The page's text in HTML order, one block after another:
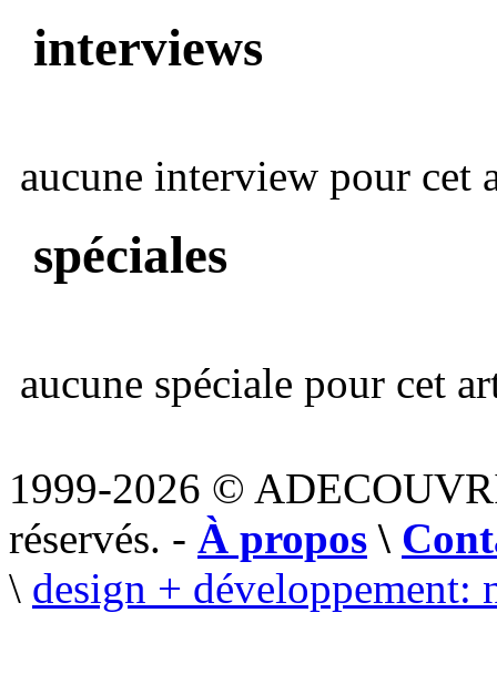
interviews
aucune interview pour cet
spéciales
aucune spéciale pour cet
1999-2026 ©
réservés. - À propos \
\ design + développement: